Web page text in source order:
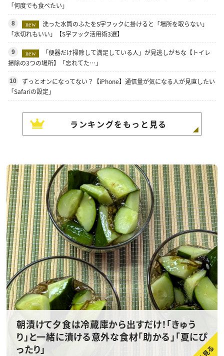
「何度でも食べたい」
8 new
洗った水筒のふたをS字フックに掛けると「場所を取らない」
「水切れもいい」【S字フック活用術3選】
9 new
「便器だけ掃除して満足している人」が見逃しがちな【トイレ
掃除の3つの場所】「忘れてた…」
10
ずっとオンになってない？【iPhone】通信量が気になる人が見直したい
「Safariの設定」
ランキングをもっと見る
朝漬けて夕食は冷蔵庫から出すだけ！「きゅう
り」と一緒に漬ける意外な食材「助かる」「夏にぴ
ったり」